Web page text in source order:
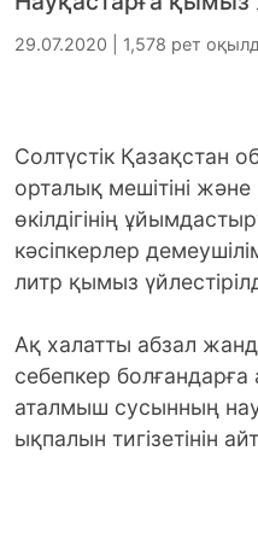
29.07.2020 | 1,578 рет
Солтүстік Қазақстан
орталық мешітіні
өкілдігінің
кәсіпкерлер
литр қымыз
Ақ халатты абзал
себепкер болғандарға
аталмыш сусынның
ықпалын тигізетінін